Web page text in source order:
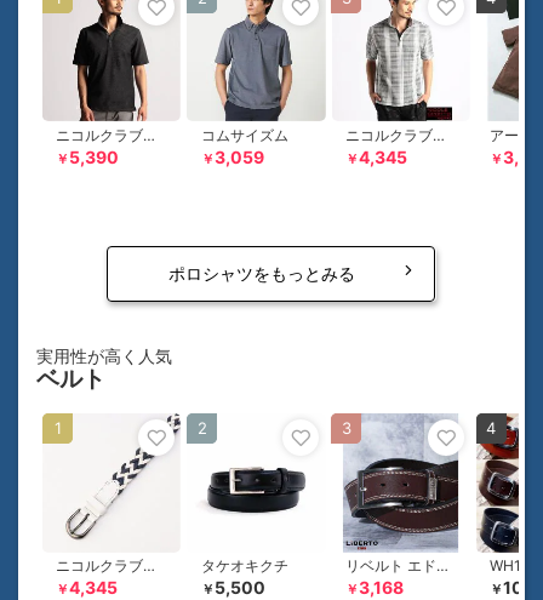
ニコルクラブフォーメン
￥ 5,390
コムサイズム
￥3,059
ニコルクラブフォーメン
￥4,345 ￥
ポロシャツをもっとみる
ベルト
実用性が高く人気
ニコルクラブフォーメン
￥4,345
1
タケオキクチ
￥ 5,500
2
リベルト エドウィン
￥3,168
3
￥
4